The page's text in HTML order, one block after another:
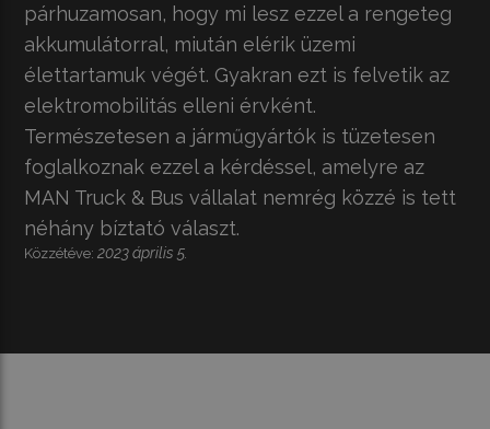
párhuzamosan, hogy mi lesz ezzel a rengeteg
akkumulátorral, miután elérik üzemi
élettartamuk végét. Gyakran ezt is felvetik az
elektromobilitás elleni érvként.
Természetesen a járműgyártók is tüzetesen
foglalkoznak ezzel a kérdéssel, amelyre az
MAN Truck & Bus vállalat nemrég közzé is tett
néhány bíztató választ.
Közzétéve:2023 április 5.